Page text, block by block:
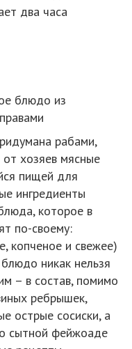
два часа
блюдо из
рабами,
хозяев мясные
пищей для
ингредиенты
которое в
по-своему:
копченое и свежее)
никак нельзя
– в состав, помимо
ребрышек,
острые сосиски, а
сытной фейжоаде